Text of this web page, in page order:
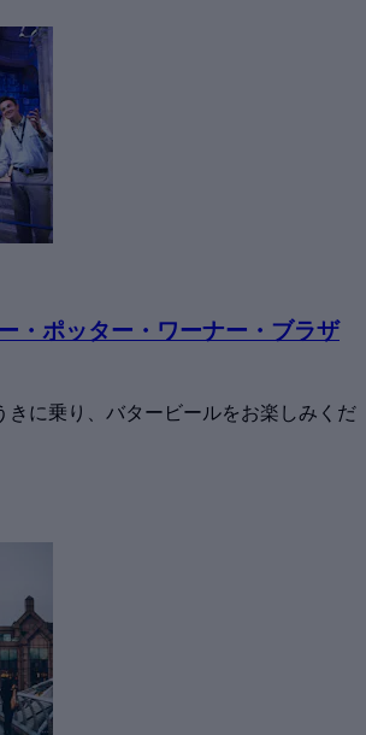
・ポッター・ワーナー・ブラザ
きに乗り、バタービールをお楽しみくだ